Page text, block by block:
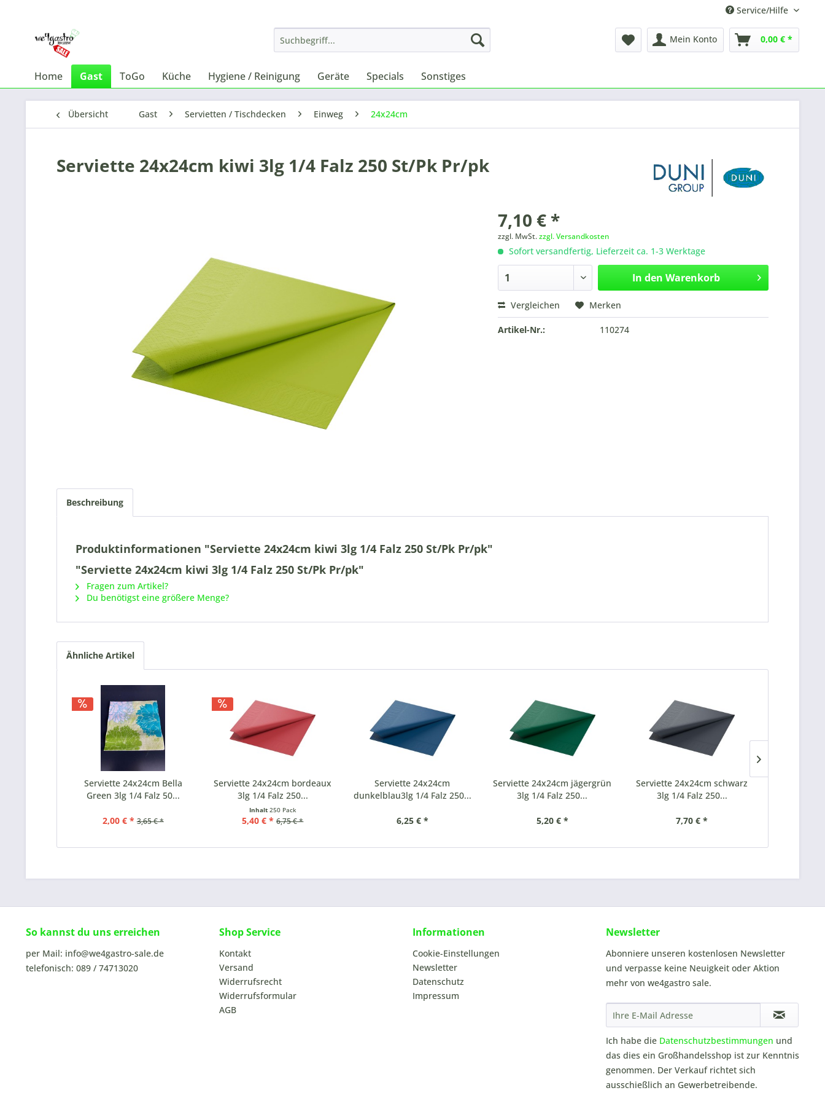
Service/Hilfe
Mein Konto 0,00 € *
Home Gast ToGo Küche Hygiene / Reinigung Geräte Specials Sonstiges
Übersicht Gast Servietten / Tischdecken Einweg 24x24cm
Serviette 24x24cm kiwi 3lg 1/4 Falz 250 St/Pk Pr/pk
7,10 € *
zzgl. MwSt.zzgl. Versandkosten
Sofort versandfertig, Lieferzeit ca. 1-3 Werktage
In den Warenkorb
Vergleichen Merken
Artikel-Nr.: 110274
Beschreibung
Produktinformationen "Serviette 24x24cm kiwi 3lg 1/4 Falz 250 St/Pk Pr/pk"
"Serviette 24x24cm kiwi 3lg 1/4 Falz 250 St/Pk Pr/pk"
Fragen zum Artikel?
Du benötigst eine größere Menge?
Ähnliche Artikel
Serviette 24x24cm Bella
Green 3lg 1/4 Falz 50...
2,00 € * 3,65 € *
Serviette 24x24cm bordeaux
3lg 1/4 Falz 250...
Inhalt 250 Pack
5,40 € * 6,75 € *
Serviette 24x24cm
dunkelblau3lg 1/4 Falz 250...
6,25 € *
Serviette 24x24cm jägergrün
3lg 1/4 Falz 250...
5,20 € *
Serviette 24x24cm schwarz
3lg 1/4 Falz 250...
7,70 € *
So kannst du uns erreichen
per Mail: info@we4gastro-sale.de
telefonisch: 089 / 74713020
Shop Service
Kontakt
Versand
Widerrufsrecht
Widerrufsformular
AGB
Informationen
Cookie-Einstellungen
Newsletter
Datenschutz
Impressum
Newsletter
Abonniere unseren kostenlosen Newsletter
und verpasse keine Neuigkeit oder Aktion
mehr von we4gastro sale.
Ich habe die Datenschutzbestimmungen und
das dies ein Großhandelsshop ist zur Kenntnis
genommen. Der Verkauf richtet sich
ausschießlich an Gewerbetreibende.